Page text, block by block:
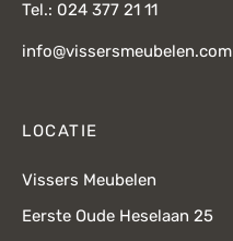
Tel.: 024 377 21 11
info@vissersmeubelen.com
LOCATIE
Vissers Meubelen
Eerste Oude Heselaan 25